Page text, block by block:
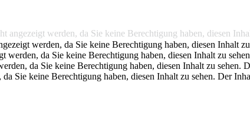
angezeigt werden, da Sie keine Berechtigung haben, diesen
werden, da Sie keine Berechtigung haben, diesen Inhalt
werden, da Sie keine Berechtigung haben, diesen Inhalt zu
da Sie keine Berechtigung haben, diesen Inhalt zu sehen.
Sie keine Berechtigung haben, diesen Inhalt zu sehen. Der